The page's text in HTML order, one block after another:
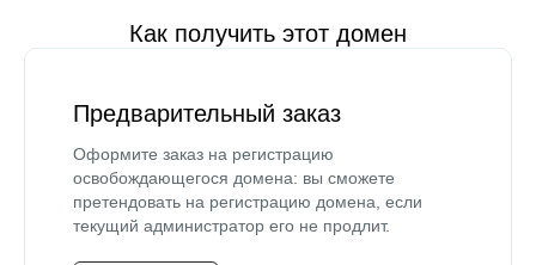
Как получить этот домен
Предварительный заказ
Оформите заказ на регистрацию
освобождающегося домена: вы сможете
претендовать на регистрацию домена, если
текущий администратор его не продлит.